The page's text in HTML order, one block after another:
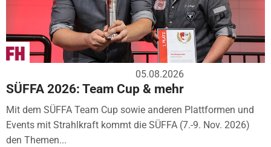
05.08.2026
SÜFFA 2026: Team Cup & mehr
Mit dem SÜFFA Team Cup sowie anderen Plattformen und
Events mit Strahlkraft kommt die SÜFFA (7.-9. Nov. 2026)
den Themen...